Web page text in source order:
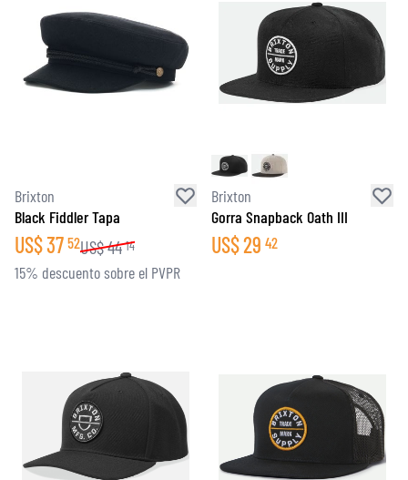
Brixton
Black Fiddler Tapa
US$37 52US$44 14
15% descuento sobre el PVPR
Brixton
Gorra Snapback Oath III
US$29 42